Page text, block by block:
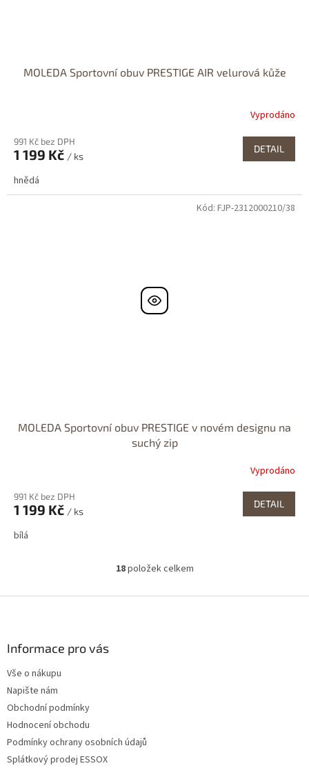
MOLEDA Sportovní obuv PRESTIGE AIR velurová kůže
Vyprodáno
991 Kč bez DPH
1 199 Kč / ks
DETAIL
hnědá
MOLEDA Sportovní obuv PRESTIGE v novém designu na
suchý zip
Vyprodáno
991 Kč bez DPH
1 199 Kč / ks
DETAIL
bílá
Kód: FJP-2312000210/38
O
l
18položek celkem
Informace pro vás
Vše o nákupu
Napište nám
Obchodní podmínky
Hodnocení obchodu
Podmínky ochrany osobních údajů
Splátkový prodej ESSOX